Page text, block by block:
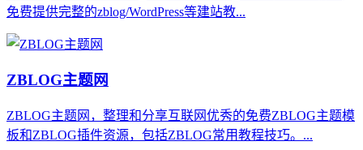
免费提供完整的zblog/WordPress等建站教...
ZBLOG主题网
ZBLOG主题网，整理和分享互联网优秀的免费ZBLOG主题模
板和ZBLOG插件资源，包括ZBLOG常用教程技巧。...